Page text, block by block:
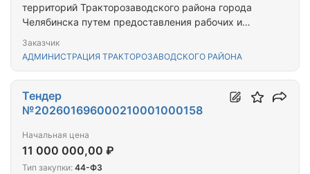
территорий Тракторозаводского района города
Челябинска путем предоставления рабочих и
Заказчик
АДМИНИСТРАЦИЯ ТРАКТОРОЗАВОДСКОГО РАЙОНА
Тендер
№202601696000210001000158
Начальная цена
11 000 000,00 ₽
Тип закупки: 44-ФЗ